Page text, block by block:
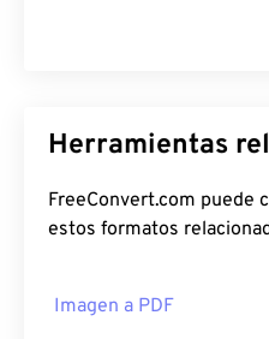
Herramientas
FreeConvert.com puede
estos formatos
Imagen a PDF